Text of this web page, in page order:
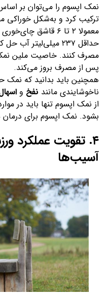
نمک اپسوم را می‌توان بر
ترکیب کرد و به‌شکل خوراکی
حداقل ۲۳۷ میلی‌لیتر
پس از مصرف بروز می‌کند.
همچنین باید بدانید که نمک
ناخوشایندی مانند نفخ و
از نمک اپسوم تنها باید در
بشود. نمک اپسوم برای
۴. تقویت عملکرد
آسیب‌ها